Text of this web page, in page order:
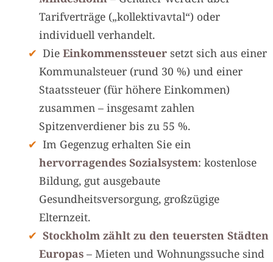
Tarifverträge („kollektivavtal“) oder
individuell verhandelt.
DieEinkommenssteuer setzt sich aus einer
Kommunalsteuer (rund 30 %) und einer
Staatssteuer (für höhere Einkommen)
zusammen – insgesamt zahlen
Spitzenverdiener bis zu 55 %.
Im Gegenzug erhalten Sie ein
hervorragendes Sozialsystem: kostenlose
Bildung, gut ausgebaute
Gesundheitsversorgung, großzügige
Elternzeit.
Stockholm zählt zu den teuersten Städten
Europas – Mieten und Wohnungssuche sind